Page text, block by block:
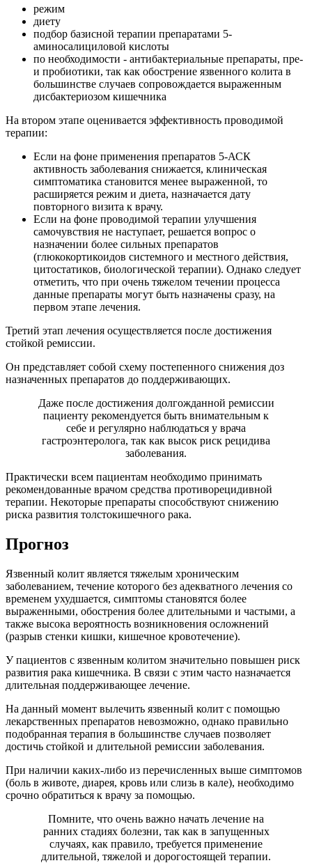
режим
диету
подбор базисной терапии препаратами 5-
аминосалициловой кислоты
по необходимости - антибактериальные препараты, пре-
и пробиотики, так как обострение язвенного колита в
большинстве случаев сопровождается выраженным
дисбактериозом кишечника
На втором этапе оценивается эффективность проводимой
терапии:
Если на фоне применения препаратов 5-АСК
активность заболевания снижается, клиническая
симптоматика становится менее выраженной, то
расширяется режим и диета, назначается дату
повторного визита к врачу.
Если на фоне проводимой терапии улучшения
самочувствия не наступает, решается вопрос о
назначении более сильных препаратов
(глюкокортикоидов системного и местного действия,
цитостатиков, биологической терапии). Однако следует
отметить, что при очень тяжелом течении процесса
данные препараты могут быть назначены сразу, на
первом этапе лечения.
Третий этап лечения осуществляется после достижения
стойкой ремиссии.
Он представляет собой схему постепенного снижения доз
назначенных препаратов до поддерживающих.
Даже после достижения долгожданной ремиссии
пациенту рекомендуется быть внимательным к
себе и регулярно наблюдаться у врача
гастроэнтеролога, так как высок риск рецидива
заболевания.
Практически всем пациентам необходимо принимать
рекомендованные врачом средства противорецидивной
терапии. Некоторые препараты способствуют снижению
риска развития толстокишечного рака.
Прогноз
Язвенный колит является тяжелым хроническим
заболеванием, течение которого без адекватного лечения со
временем ухудшается, симптомы становятся более
выраженными, обострения более длительными и частыми, а
также высока вероятность возникновения осложнений
(разрыв стенки кишки, кишечное кровотечение).
У пациентов с язвенным колитом значительно повышен риск
развития рака кишечника. В связи с этим часто назначается
длительная поддерживающее лечение.
На данный момент вылечить язвенный колит с помощью
лекарственных препаратов невозможно, однако правильно
подобранная терапия в большинстве случаев позволяет
достичь стойкой и длительной ремиссии заболевания.
При наличии каких-либо из перечисленных выше симптомов
(боль в животе, диарея, кровь или слизь в кале), необходимо
срочно обратиться к врачу за помощью.
Помните, что очень важно начать лечение на
ранних стадиях болезни, так как в запущенных
случаях, как правило, требуется применение
длительной, тяжелой и дорогостоящей терапии.